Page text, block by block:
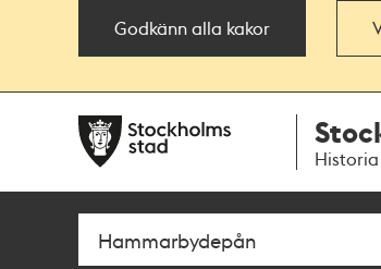
Godkänn alla kakor
navigationen
huvudinnehållet
Sök